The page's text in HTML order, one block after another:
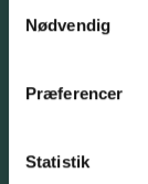
Nødvendig
Præferencer
Statistik